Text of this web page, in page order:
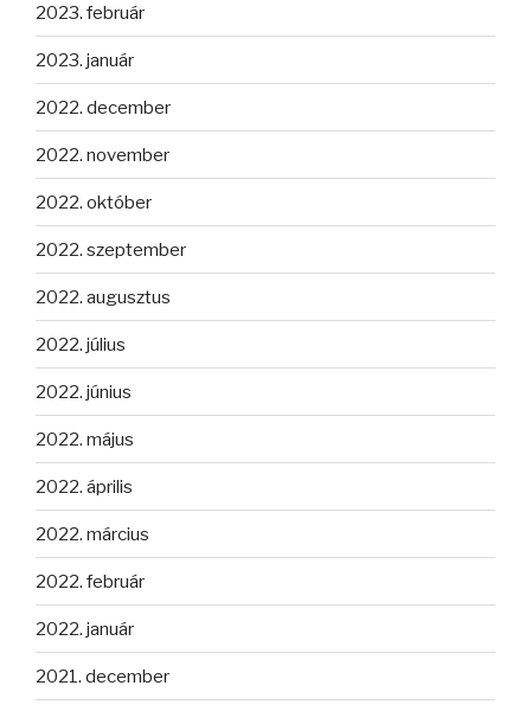
2023. február
2023. január
2022. december
2022. november
2022. október
2022. szeptember
2022. augusztus
2022. július
2022. június
2022. május
2022. április
2022. március
2022. február
2022. január
2021. december